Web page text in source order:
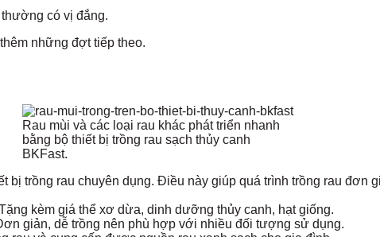
có vị đắng.
những đợt tiếp theo.
Rau mùi và các loại rau khác phát triển nhanh
bằng bộ thiết bị trồng rau sạch thủy canh
BKFast.
bị trồng rau chuyên dụng. Điều này giúp quá trình trồng rau đơn
kèm giá thể xơ dừa, dinh dưỡng thủy canh, hạt giống.
giản, dễ trồng nên phù hợp với nhiều đối tượng sử dụng.